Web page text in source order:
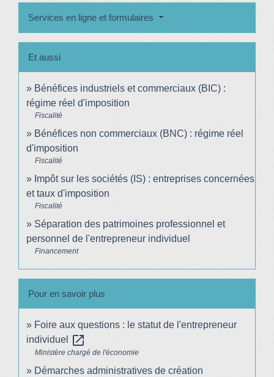
Services en ligne et formulaires
Et aussi
Bénéfices industriels et commerciaux (BIC) :
régime réel d'imposition
Fiscalité
Bénéfices non commerciaux (BNC) : régime réel
d'imposition
Fiscalité
Impôt sur les sociétés (IS) : entreprises concernées
et taux d'imposition
Fiscalité
Séparation des patrimoines professionnel et
personnel de l'entrepreneur individuel
Financement
Pour en savoir plus
Foire aux questions : le statut de l'entrepreneur
individuel
open_in_new
Ministère chargé de l'économie
Démarches administratives de création